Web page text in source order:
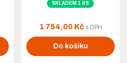
SKLADEM 1 KS
1 754,00 Kč s DPH
Do košíku